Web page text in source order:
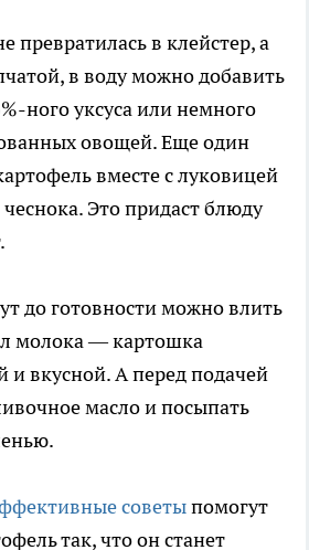
превратилась в клейстер, а
в воду можно добавить
ного уксуса или немного
овощей. Еще один
вместе с луковицей
Это придаст блюду
до готовности можно влить
молока — картошка
и вкусной. А перед подачей
масло и посыпать
советыпомогут
так, что он станет